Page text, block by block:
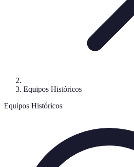
Equipos Históricos
Equipos Históricos